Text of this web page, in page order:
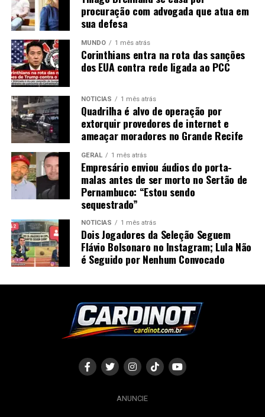
procuração com advogada que atua em
sua defesa
MUNDO 1 mês atrás
Corinthians entra na rota das sanções
dos EUA contra rede ligada ao PCC
NOTÍCIAS 1 mês atrás
Quadrilha é alvo de operação por
extorquir provedores de internet e
ameaçar moradores no Grande Recife
GERAL 1 mês atrás
Empresário enviou áudios do porta-
malas antes de ser morto no Sertão de
Pernambuco: “Estou sendo
sequestrado”
NOTÍCIAS 1 mês atrás
Dois Jogadores da Seleção Seguem
Flávio Bolsonaro no Instagram; Lula Não
é Seguido por Nenhum Convocado
ANUNCIE